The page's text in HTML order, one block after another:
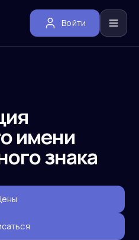
Войти
имени
знака